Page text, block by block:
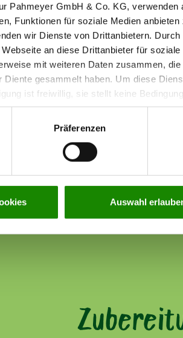
Pahmeyer GmbH & Co. KG,
Funktionen für soziale Medien
wir Dienste von Drittanbietern.
an diese Drittanbieter für
mit weiteren Daten zusammen,
Diente gesammelt haben. Um diese
ist freiwillig, sie stellt keine
indem Sie die Einstellungenhier
auf unserer Webseite finden Sie in unserer
Präferenzen
Auswahl
Zum Produkt
Zum